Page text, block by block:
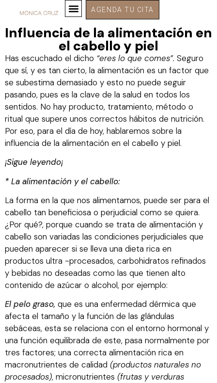
AGENDA TU CITA
Influencia de la alimentación en
el cabello y piel
Has escuchado el dicho “eres lo que comes”. Seguro
que sí, y es tan cierto, la alimentación es un factor que
se subestima demasiado y esto no puede seguir
pasando, pues es la clave de la salud en todos los
sentidos. No hay producto, tratamiento, método o
ritual que supere unos correctos hábitos de nutrición.
Por eso, para el día de hoy, hablaremos sobre la
influencia de la alimentación en el cabello y piel.
¡Sigue leyendo¡
* La alimentación y el cabello:
La forma en la que nos alimentamos, puede ser para el
cabello tan beneficiosa o perjudicial como se quiera.
¿Por qué?, porque cuando se trata de alimentación y
cabello son variadas las condiciones perjudiciales que
pueden aparecer si se lleva una dieta rica en
productos ultra -procesados, carbohidratos refinados
y bebidas no deseadas como las que tienen alto
contenido de azúcar o alcohol, por ejemplo:
El pelo graso, que es una enfermedad dérmica que
afecta el tamaño y la función de las glándulas
sebáceas, esta se relaciona con el entorno hormonal y
una función equilibrada de este, pasa normalmente por
tres factores; una correcta alimentación rica en
macronutrientes de calidad (productos naturales no
procesados), micronutrientes (frutas y verduras